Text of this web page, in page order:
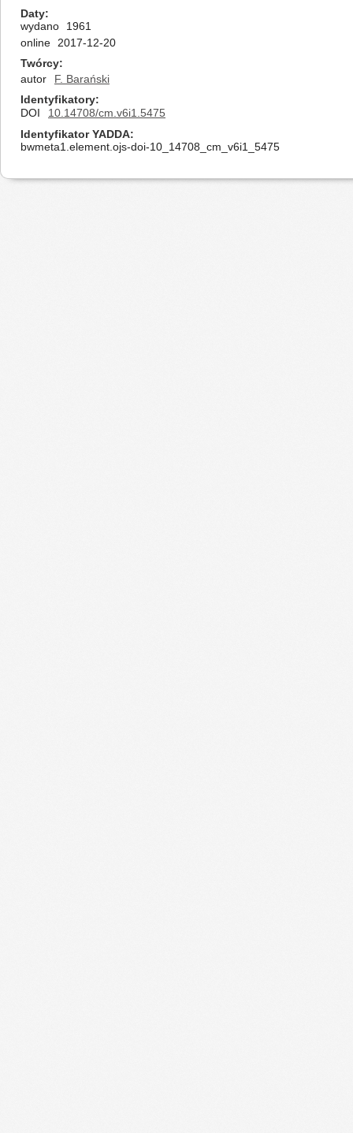
Daty
wydano
1961
online
2017-12-20
Twórcy
autor
F. Barański
Identyfikatory
DOI
10.14708/cm.v6i1.5475
Identyfikator YADDA
bwmeta1.element.ojs-doi-10_14708_cm_v6i1_5475